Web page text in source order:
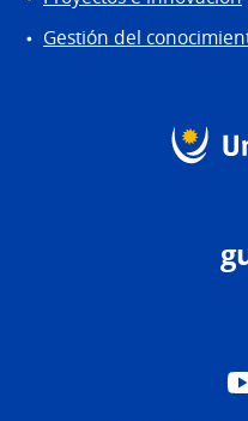
Gestión del